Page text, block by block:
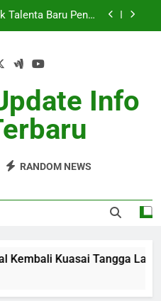
Update Lagu Viral
Talenta Baru Penuh
Update Lagu Viral
Kompetitif Mei
Info
RANDOM NEWS
Kuasai Tangga Lagu